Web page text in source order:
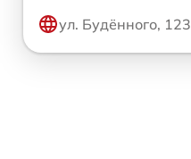
ул. Будённого, 123